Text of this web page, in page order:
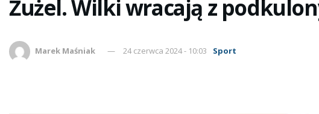
Żużel. Wilki wracają z
Marek Maśniak 24 czerwca 2024 - 10:03 Sport